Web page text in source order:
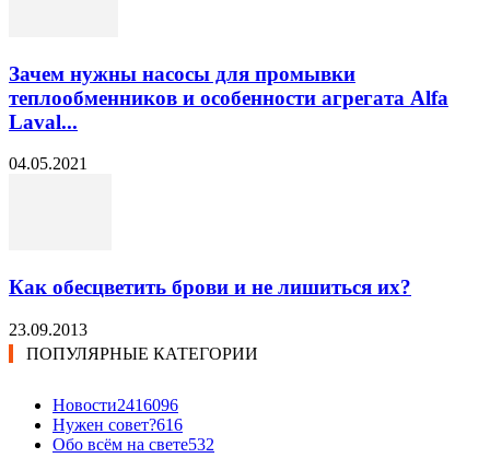
Зачем нужны насосы для промывки
теплообменников и особенности агрегата Alfa
Laval...
04.05.2021
Как обесцветить брови и не лишиться их?
23.09.2013
ПОПУЛЯРНЫЕ КАТЕГОРИИ
Новости2416096
Нужен совет?616
Обо всём на свете532